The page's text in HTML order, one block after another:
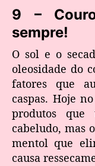
​9 –
sempre!
O sol e o
oleosidade do
fatores que
caspas. Hoje
produtos
cabeludo, mas
mentol que
causa